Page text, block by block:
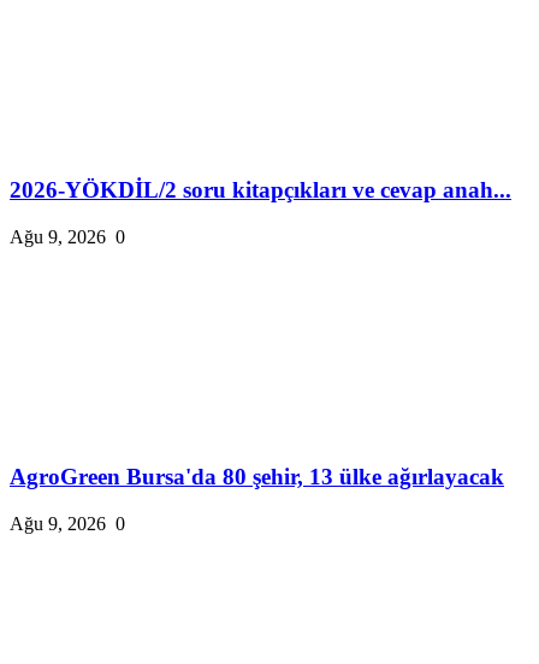
2026-YÖKDİL/2 soru kitapçıkları ve cevap anah...
Ağu 9, 2026 0
AgroGreen Bursa'da 80 şehir, 13 ülke ağırlayacak
Ağu 9, 2026 0